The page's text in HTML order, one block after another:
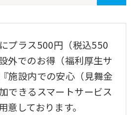
プラス500円（税込550
外でのお得（福利厚生サ
施設内での安心（見舞金
できるスマートサービス
意しております。